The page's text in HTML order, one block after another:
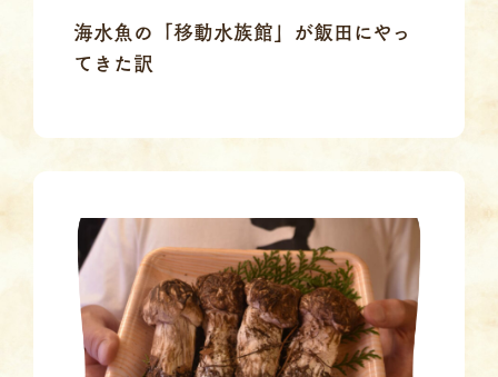
海水魚の「移動水族館」が飯田にやっ
てきた訳